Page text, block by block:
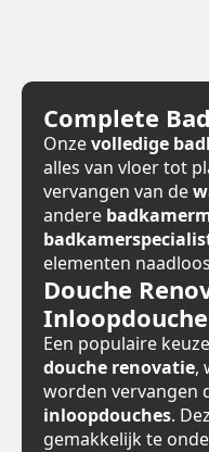
Complete
Onzevolledige
alles van vloer tot
vervangen van de
andere
elementen
Douche
Een populaire
douche renovatie,
worden vervangen
inloopdouches.
gemakkelijk te